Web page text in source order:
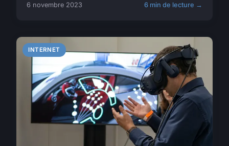
6 novembre 2023 6 min de lecture →
INTERNET